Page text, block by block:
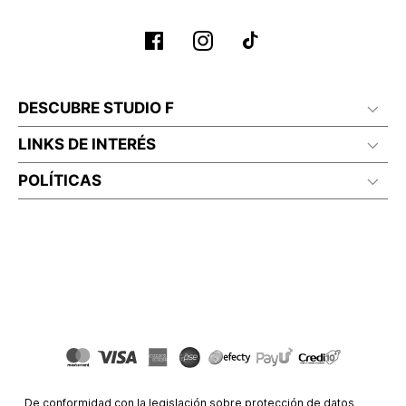
DESCUBRE STUDIO F
LINKS DE INTERÉS
POLÍTICAS
De conformidad con la legislación sobre protección de datos